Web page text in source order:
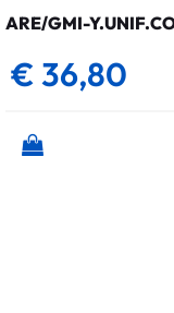
ARE/GMI-
€ 36,80
Quantità